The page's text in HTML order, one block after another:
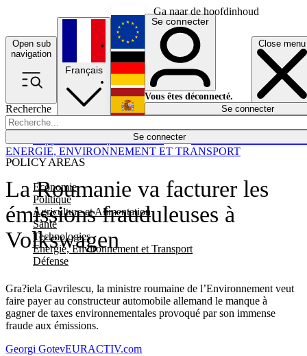
Ga naar de hoofdinhoud
Open sub
navigation
Close menu
Recherche
Se connecter
POLICY AREAS
Economie
Politique
Agriculture et Alimentation
Santé
Technologies
Energie, Environnement et Transport
Défense
Économie
Français
English
Deutsch
Español
Se connecter
Vous êtes déconnecté.
Se connecter
La Roumanie va facturer les
émissions frauduleuses à
Volkswagen
Gra?iela Gavrilescu, la ministre roumaine de l’Environnement veut
faire payer au constructeur automobile allemand le manque à
gagner de taxes environnementales provoqué par son immense
fraude aux émissions.
ENERGIE, ENVIRONNEMENT ET TRANSPORT
Georgi GotevEURACTIV.com